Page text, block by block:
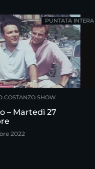
COSTANZO SHOW
– Martedì 27
2022
PUNTATA INTERA